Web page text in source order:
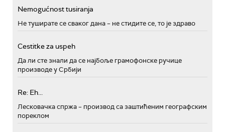
Nemogućnost tusiranja
Не туширате се сваког дана – не стидите се, то је здраво
Cestitke za uspeh
Да ли сте знали да се најбоље грамофонске ручице
производе у Србији
Re: Eh...
Лесковачка спржа – производ са заштићеним географским
пореклом